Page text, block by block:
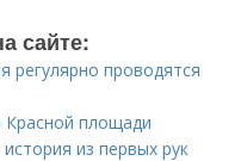
сайте:
регулярно проводятся
Красной площади
из первых рук